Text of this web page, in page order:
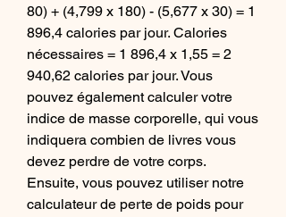
80) + (4,799 x 180) - (5,677 x 30) = 1
896,4 calories par jour. Calories
nécessaires = 1 896,4 x 1,55 = 2
940,62 calories par jour. Vous
pouvez également calculer votre
indice de masse corporelle, qui vous
indiquera combien de livres vous
devez perdre de votre corps.
Ensuite, vous pouvez utiliser notre
calculateur de perte de poids pour